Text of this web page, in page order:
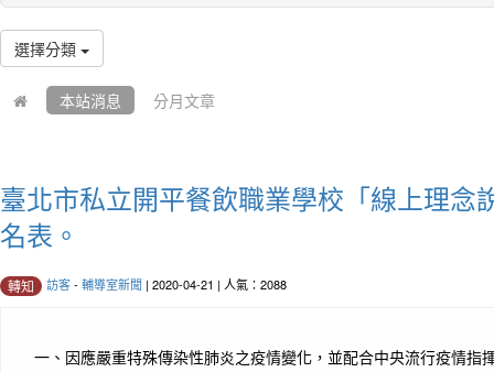
選擇分類
本站消息 分月文章
臺北市私立開平餐飲職業學校「線上理念
名表。
轉知 訪客- 輔導室新聞 | 2020-04-21 | 人氣：2088
一、因應嚴重特殊傳染性肺炎之疫情變化，並配合中央流行疫情指